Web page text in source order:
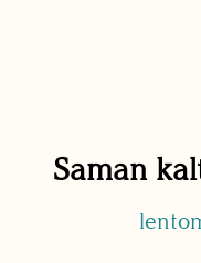
Saman